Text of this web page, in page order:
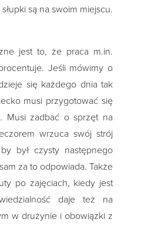
są na swoim miejscu.
jest to, że praca m.in.
Jeśli mówimy o
się każdego dnia tak
musi przygotować się
Musi zadbać o sprzęt na
wrzuca swój strój
był czysty następnego
za to odpowiada. Także
po zajęciach, kiedy jest
daje też na
w drużynie i obowiązki z